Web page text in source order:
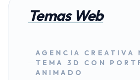
Temas Web
AGENCIA CREATIVA
TEMA 3D CON
ANIMADO